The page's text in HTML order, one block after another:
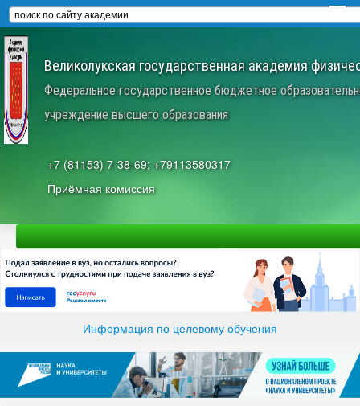
Великолукская государственная академия
Федеральное государственное бюджетное
учреждение высшего образования
+7 (81153) 7-38-69; +79113580317
Приёмная комиссия
Информация по целевому обучения